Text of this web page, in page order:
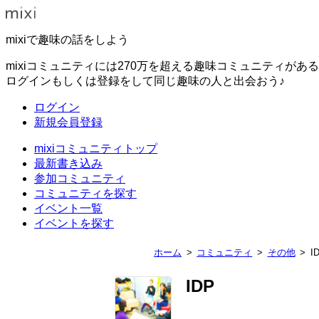
mixiで趣味の話をしよう
mixiコミュニティには270万を超える趣味コミュニティがある
ログインもしくは登録をして同じ趣味の人と出会おう♪
ログイン
新規会員登録
mixiコミュニティトップ
最新書き込み
参加コミュニティ
コミュニティを探す
イベント一覧
イベントを探す
ホーム コミュニティ その他
IDP